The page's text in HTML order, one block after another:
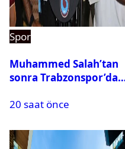
Spor
Muhammed Salah’tan
sonra Trabzonspor’dan
20 saat önce